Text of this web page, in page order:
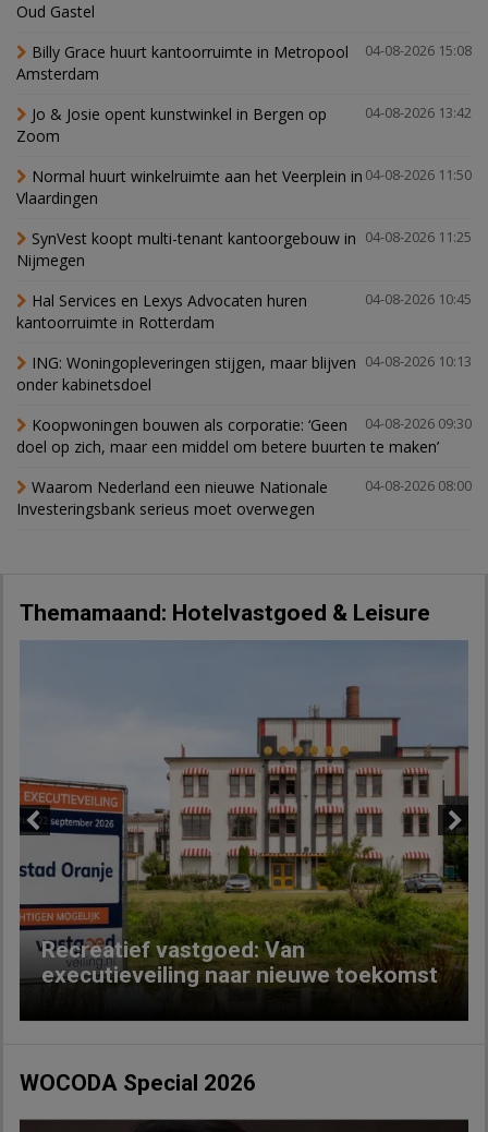
Oud Gastel
04-08-2026 15:08
Billy Grace huurt kantoorruimte in Metropool
Amsterdam
04-08-2026 13:42
Jo & Josie opent kunstwinkel in Bergen op
Zoom
04-08-2026 11:50
Normal huurt winkelruimte aan het Veerplein in
Vlaardingen
04-08-2026 11:25
SynVest koopt multi-tenant kantoorgebouw in
Nijmegen
04-08-2026 10:45
Hal Services en Lexys Advocaten huren
kantoorruimte in Rotterdam
04-08-2026 10:13
ING: Woningopleveringen stijgen, maar blijven
onder kabinetsdoel
04-08-2026 09:30
Koopwoningen bouwen als corporatie: ‘Geen
doel op zich, maar een middel om betere buurten te maken’
04-08-2026 08:00
Waarom Nederland een nieuwe Nationale
Investeringsbank serieus moet overwegen
Themamaand: Hotelvastgoed & Leisure
Recreatief vastgoed: Van
executieveiling naar nieuwe toekomst
Next
WOCODA Special 2026